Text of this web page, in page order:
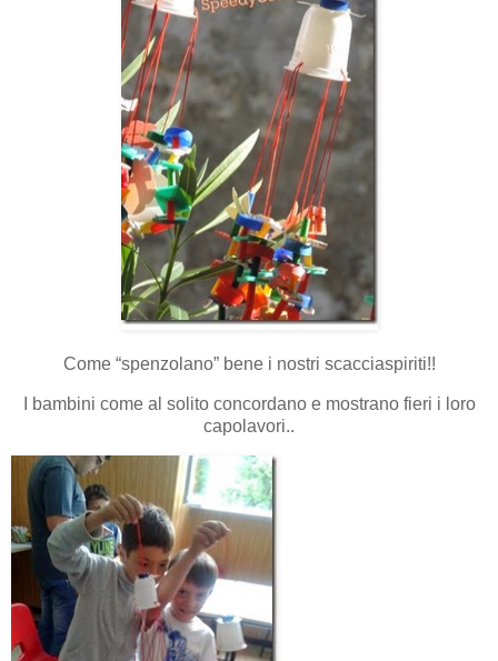
Come “spenzolano” bene i nostri scacciaspiriti!!
I bambini come al solito concordano e mostrano fieri i loro
capolavori..